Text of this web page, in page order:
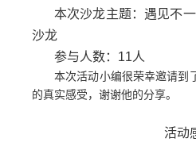
本次沙龙主题：遇见不
沙龙
参与人数： 11人
本次活动小编很荣幸邀请到
的真实感受，谢谢他的分享。
活动